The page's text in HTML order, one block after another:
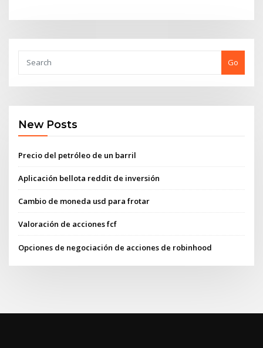
Go
New Posts
Precio del petróleo de un barril
Aplicación bellota reddit de inversión
Cambio de moneda usd para frotar
Valoración de acciones fcf
Opciones de negociación de acciones de robinhood